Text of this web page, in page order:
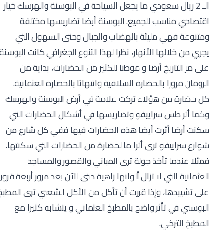
الـ 2 ريال سعودي ما يجعل السياحة في البوسنة والهرسك خيار
اقتصادي مناسب للجميع. البوسنة أيضا تضاريسها مختلفة
ومتنوعة فهي مليئة بالهضاب والجبال وحتى السهول التي
يجري من خلالها الأنهار، نظرا لهذا التنوع الجغرافي كانت البوسنة
على مر التاريخ أرضا و موطنا للكثير من الحضارات، بداية من
الرومان مرورا بالحضارة السلافية وانتهائا بالحضارة العثمانية.
كل حضارة من هؤلاء تركت علامة في أرض البوسنة والهرسك
وكما أثر طس سراييفو وتضاريسها في أشكال الحضارات التي
سكنت أرضا أثرت أيضا هذه الحضارات فيها ففي كل شارع من
شوارع سراييفو ترى أثرا ما لحضارة من الحضارات التي سكنتها.
فمثلا عندما تأخذ جولة ترى المباني والقصور والمساجد
العثمانية التي لا تزال ألوانها زاهية حتى الآن بعد مرور أربعة قرون
على تشييدها، وإذا قررت أن تأكل من الأكل الشعبي ترى المطبخ
البوسني في تأثر واضح بالمطبخ العثماني و يتشابه كثيرا مع
المطبخ التركي.